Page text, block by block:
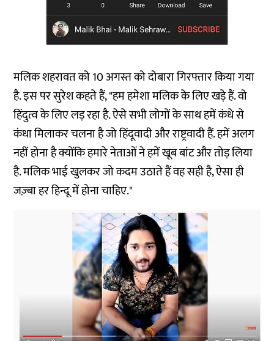
मलिक शहरावत को 10 अगस्त को दोबारा गिरफ्तार किया गया
है. इस पर सुरेश कहते हैं, "हम हमेशा मलिक के लिए खड़े हैं. वो
हिंदुत्व के लिए लड़ रहा है. ऐसे सभी लोगों के साथ हमें कंधे से
कंधा मिलाकर चलना है जो हिंदूवादी और राष्ट्रवादी हैं. हमें अलग
नहीं होना है क्योंकि हमारे नेताओं ने हमें खूब बांट और तोड़ लिया
है. मलिक भाई खुलकर जो कदम उठाते हैं वह सही है, ऐसा ही
जज़्बा हर हिन्दू में होना चाहिए."